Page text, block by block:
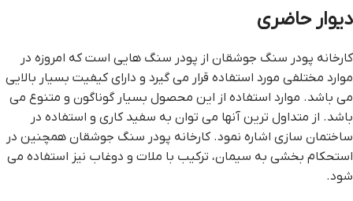
ديوار حاضري
کارخانه پودر سنگ جوشقان از پودر سنگ هایی است که امروزه در
موارد مختلفی مورد استفاده قرار می گیرد و دارای کیفیت بسیار بالایی
می باشد. موارد استفاده از این محصول بسیار گوناگون و متنوع می
باشد. از متداول ترین آنها می توان به سفید کاری و استفاده در
ساختمان سازی اشاره نمود. کارخانه پودر سنگ جوشقان همچنین در
استحکام بخشی به سیمان، ترکیب با ملات و دوغاب نیز استفاده می
شود.